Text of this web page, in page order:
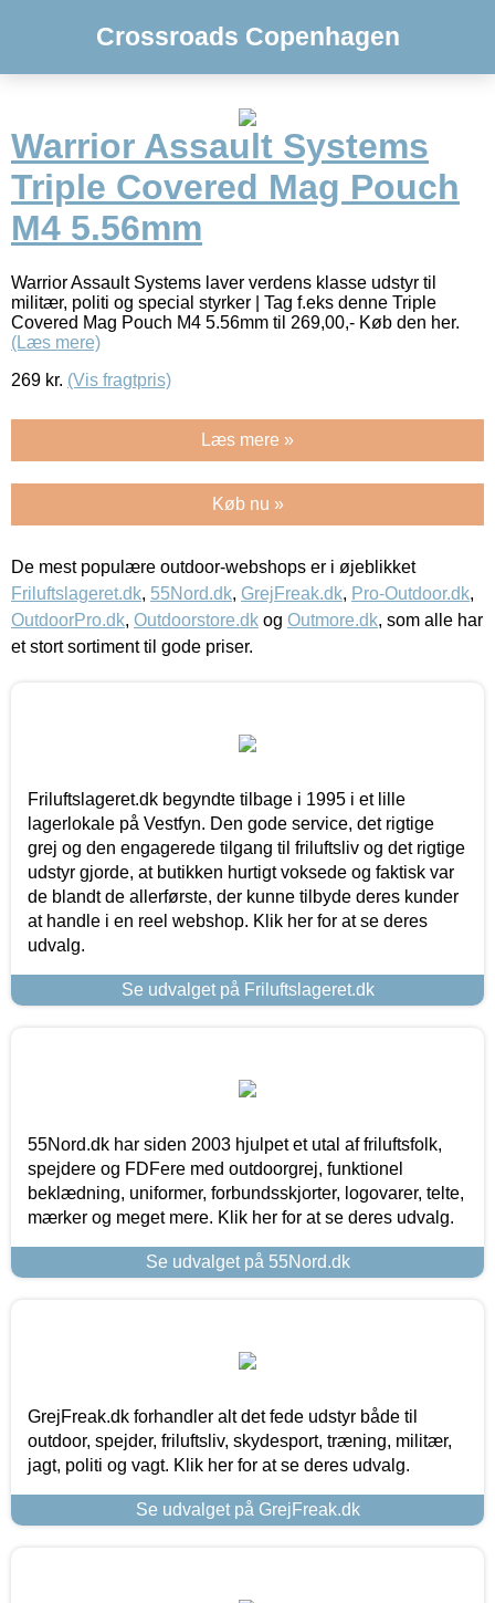
Crossroads Copenhagen
Warrior Assault Systems
Triple Covered Mag Pouch
M4 5.56mm
Warrior Assault Systems laver verdens klasse udstyr til
militær, politi og special styrker | Tag f.eks denne Triple
Covered Mag Pouch M4 5.56mm til 269,00,- Køb den her.
(Læs mere)
269 kr. (Vis fragtpris)
Læs mere »
Køb nu »
De mest populære outdoor-webshops er i øjeblikket
Friluftslageret.dk, 55Nord.dk, GrejFreak.dk, Pro-Outdoor.dk,
OutdoorPro.dk, Outdoorstore.dk og Outmore.dk, som alle har
et stort sortiment til gode priser.
Friluftslageret.dk begyndte tilbage i 1995 i et lille
lagerlokale på Vestfyn. Den gode service, det rigtige
grej og den engagerede tilgang til friluftsliv og det rigtige
udstyr gjorde, at butikken hurtigt voksede og faktisk var
de blandt de allerførste, der kunne tilbyde deres kunder
at handle i en reel webshop. Klik her for at se deres
udvalg.
Se udvalget på Friluftslageret.dk
55Nord.dk har siden 2003 hjulpet et utal af friluftsfolk,
spejdere og FDFere med outdoorgrej, funktionel
beklædning, uniformer, forbundsskjorter, logovarer, telte,
mærker og meget mere. Klik her for at se deres udvalg.
Se udvalget på 55Nord.dk
GrejFreak.dk forhandler alt det fede udstyr både til
outdoor, spejder, friluftsliv, skydesport, træning, militær,
jagt, politi og vagt. Klik her for at se deres udvalg.
Se udvalget på GrejFreak.dk